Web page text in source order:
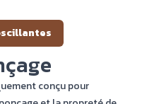
conçu pour